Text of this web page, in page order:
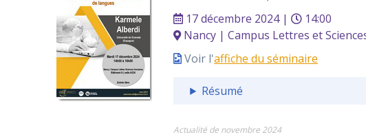
17 décembre 2024 |
14:00
Nancy | Campus Lettres et
Voir l'affiche du séminaire
Résumé
Actualité de novembre 2024